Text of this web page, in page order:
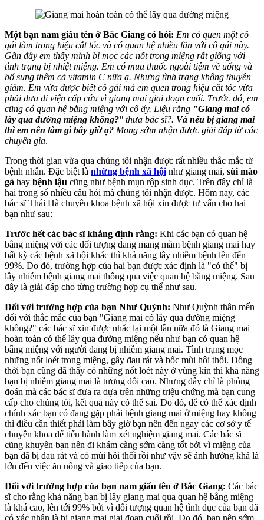
Một bạn nam giấu tên ở Bắc Giang có hỏi: Em có quen một cô
gái làm trong hiệu cắt tóc và có quan hệ nhiều lần với cô gái này.
Gần đây em thấy mình bị mọc các nốt trong miệng rất giống với
tình trạng bị nhiệt miệng. Em có mua thuốc ngoài tiệm về uống và
bổ sung thêm cả vitamin C nữa ạ. Nhưng tình trạng không thuyên
giảm. Em vừa được biết cô gái mà em quen trong hiệu cắt tóc vừa
phải đưa đi viện cấp cứu vì giang mai giai đoạn cuối. Trước đó, em
cũng có quan hệ bằng miệng với cô ấy. Liệu rằng "Giang mai có
lây qua đường miệng không?" thưa bác sĩ?. Và nếu bị giang mai
thì em nên làm gì bây giờ ạ? Mong sớm nhận được giải đáp từ các
chuyên gia.
Trong thời gian vừa qua chúng tôi nhận được rất nhiều thắc mắc từ
bệnh nhân. Đặc biệt là những bệnh xã hội như giang mai, sùi mào
gà hay bệnh lậu cũng như bệnh mụn rộp sinh dục. Trên đây chỉ là
hai trong số nhiều câu hỏi mà chúng tôi nhận được. Hôm nay, các
bác sĩ Thái Hà chuyên khoa bệnh xã hội xin được tư vấn cho hai
bạn như sau:
Trước hết các bác sĩ khẳng định rằng: Khi các bạn có quan hệ
bằng miệng với các đối tượng đang mang mầm bệnh giang mai hay
bất kỳ các bệnh xã hội khác thì khả năng lây nhiễm bệnh lên đến
99%. Do đó, trường hợp của hai bạn được xác định là "có thể" bị
lây nhiễm bệnh giang mai thông qua việc quan hệ bằng miệng. Sau
đây là giải đáp cho từng trường hợp cụ thể như sau.
Đối với trường hợp của bạn Như Quỳnh: Như Quỳnh thân mến
đối với thắc mắc của bạn "Giang mai có lây qua đường miệng
không?" các bác sĩ xin được nhắc lại một lần nữa đó là Giang mai
hoàn toàn có thể lây qua đường miệng nếu như bạn có quan hệ
bằng miệng với người đang bị nhiễm giang mai. Tình trạng mọc
những nốt loét trong miệng, gây đau rát và bốc mùi hôi thối. Đồng
thời bạn cũng đã thấy có những nốt loét này ở vùng kín thì khả năng
bạn bị nhiễm giang mai là tương đối cao. Nhưng đây chỉ là phỏng
đoán mà các bác sĩ đưa ra dựa trên những triệu chứng mà bạn cung
cấp cho chúng tôi, kết quả này có thể sai. Do đó, để có thể xác định
chính xác bạn có đang gặp phải bệnh giang mai ở miệng hay không
thì điều cần thiết phải làm bây giờ bạn nên đến ngay các cơ sở y tế
chuyên khoa để tiến hành làm xét nghiệm giang mai. Các bác sĩ
cũng khuyên bạn nên đi khám càng sớm càng tốt bởi vì miệng của
bạn đã bị đau rát và có mùi hôi thối rồi như vậy sẽ ảnh hưởng khá là
lớn đến việc ăn uống và giao tiếp của bạn.
Đối với trường hợp của bạn nam giấu tên ở Bắc Giang: Các bác
sĩ cho rằng khả năng bạn bị lây giang mai qua quan hệ bằng miệng
là khá cao, lên tới 99% bởi vì đối tượng quan hệ tình dục của bạn đã
có xác nhận là bị giang mai giai đoạn cuối rồi. Do đó, bạn nên sớm